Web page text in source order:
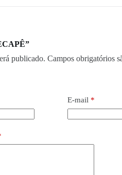
publicado. Campos obrigatórios
E-mail*